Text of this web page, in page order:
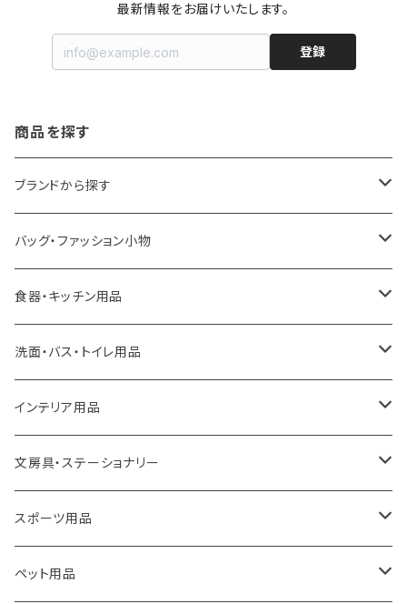
最新情報をお届けいたします。
登録
商品を探す
ブランドから探す
LOQI
ideaco
a.depeche
ROOTOTE
100percent
藤田金属
TG
バッグ・ファッション小物
エコバッグ
アクセサリー
トートバッグ
保冷バッグ
リュックサック
ショルダーバッグ
食器・キッチン用品
キッチンラック
キッチンペーパーホルダー
食器・テーブルウェア
ゴミ箱
収納用品
洗面・バス・トイレ用品
洗面用品
掃除・洗濯用品
トイレ用品
バス用品
インテリア用品
アイロン台
アクセサリー収納
ウェットティッシュケース
文房具・ステーショナリー
筆記具・ペン
ノート
スポーツ用品
卓球用品
ペット用品